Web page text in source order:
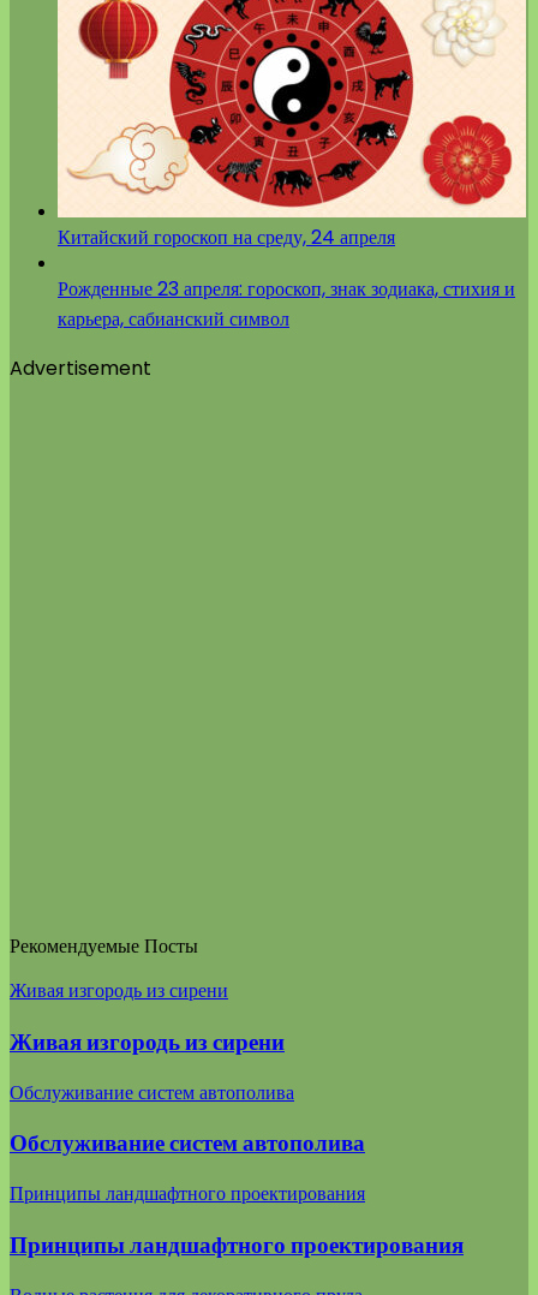
Китайский гороскоп на среду, 24 апреля
Рожденные 23 апреля: гороскоп, знак зодиака, стихия и
карьера, сабианский символ
Advertisement
Рекомендуемые Посты
Живая изгородь из сирени
Живая изгородь из сирени
Обслуживание систем автополива
Обслуживание систем автополива
Принципы ландшафтного проектирования
Принципы ландшафтного проектирования